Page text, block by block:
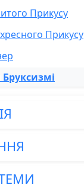
Прикусу
Прикусу